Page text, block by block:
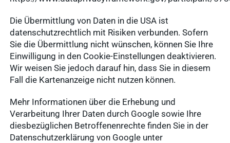
Die Übermittlung von Daten in die USA ist
datenschutzrechtlich mit Risiken verbunden. Sofern
Sie die Übermittlung nicht wünschen, können Sie Ihre
Einwilligung in den Cookie-Einstellungen deaktivieren.
Wir weisen Sie jedoch darauf hin, dass Sie in diesem
Fall die Kartenanzeige nicht nutzen können.
Mehr Informationen über die Erhebung und
Verarbeitung Ihrer Daten durch Google sowie Ihre
diesbezüglichen Betroffenenrechte finden Sie in der
Datenschutzerklärung von Google unter